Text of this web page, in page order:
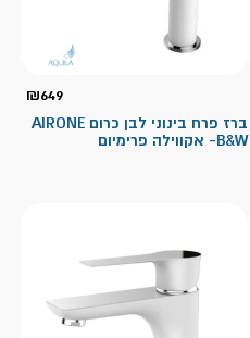
₪649
ברז פרח בינוני לבן כרום AIRONE
B&W- אקווילה פרימיום